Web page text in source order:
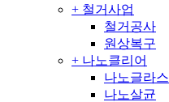
+ 철거사업
철거공사
원상복구
+ 나노클리어
나노글라스
나노살균